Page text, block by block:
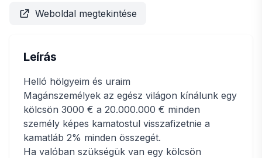
Weboldal megtekintése
Leírás
Helló hölgyeim és uraim
Magánszemélyek az egész világon kínálunk egy
kölcsön 3000 € a 20.000.000 € minden
személy képes kamatostul visszafizetnie a
kamatláb 2% minden összegét.
Ha valóban szükségük van egy kölcsön